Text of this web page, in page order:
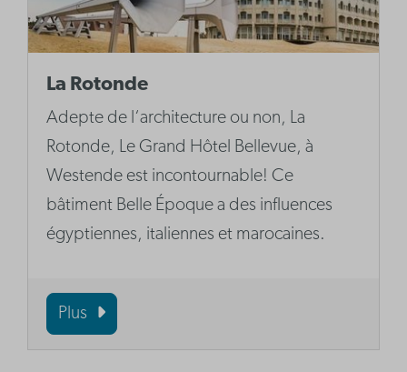
La Rotonde
Adepte de l‘architecture ou non, La
Rotonde, Le Grand Hôtel Bellevue, à
Westende est incontournable! Ce
bâtiment Belle Époque a des influences
égyptiennes, italiennes et marocaines.
Plus